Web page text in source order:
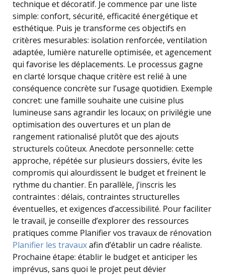
technique et décoratif. Je commence par une liste
simple: confort, sécurité, efficacité énergétique et
esthétique. Puis je transforme ces objectifs en
critères mesurables: isolation renforcée, ventilation
adaptée, lumière naturelle optimisée, et agencement
qui favorise les déplacements. Le processus gagne
en clarté lorsque chaque critère est relié à une
conséquence concrète sur l’usage quotidien. Exemple
concret: une famille souhaite une cuisine plus
lumineuse sans agrandir les locaux; on privilégie une
optimisation des ouvertures et un plan de
rangement rationalisé plutôt que des ajouts
structurels coûteux. Anecdote personnelle: cette
approche, répétée sur plusieurs dossiers, évite les
compromis qui alourdissent le budget et freinent le
rythme du chantier. En parallèle, j’inscris les
contraintes : délais, contraintes structurelles
éventuelles, et exigences d’accessibilité. Pour faciliter
le travail, je conseille d’explorer des ressources
pratiques comme Planifier vos travaux de rénovation
Planifier les travauxafin d’établir un cadre réaliste.
Prochaine étape: établir le budget et anticiper les
imprévus, sans quoi le projet peut dévier